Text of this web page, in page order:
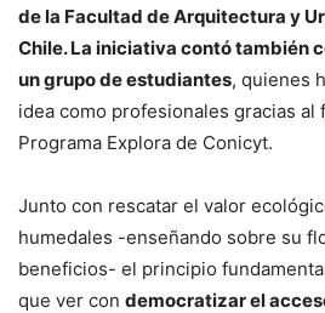
de la Facultad de Arquitectura y
Chile. La iniciativa contó también
un grupo de estudiantes, quienes
idea como profesionales gracias al
Programa Explora de Conicyt.
Junto con rescatar el valor
humedales -enseñando sobre su
beneficios- el principio
que ver con democratizar el